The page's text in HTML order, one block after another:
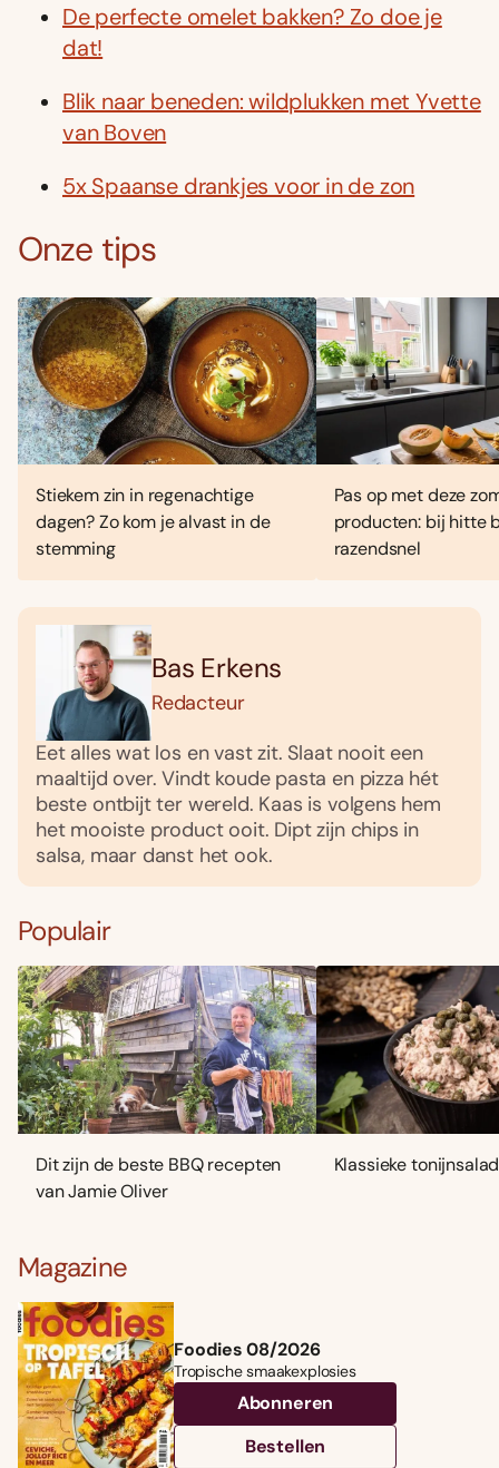
De perfecte omelet bakken? Zo doe je
dat!
Blik naar beneden: wildplukken met Yvette
van Boven
5x Spaanse drankjes voor in de zon
Onze tips
Stiekem zin in regenachtige
dagen? Zo kom je alvast in de
stemming
Pas op met deze
producten: bij hitte
razendsnel
Bas Erkens
Redacteur
Eet alles wat los en vast zit. Slaat nooit een
maaltijd over. Vindt koude pasta en pizza hét
beste ontbijt ter wereld. Kaas is volgens hem
het mooiste product ooit. Dipt zijn chips in
salsa, maar danst het ook.
Populair
Dit zijn de beste BBQ recepten
van Jamie Oliver
Klassieke
Magazine
Foodies 08/2026
Tropische smaakexplosies
Abonneren
Bestellen